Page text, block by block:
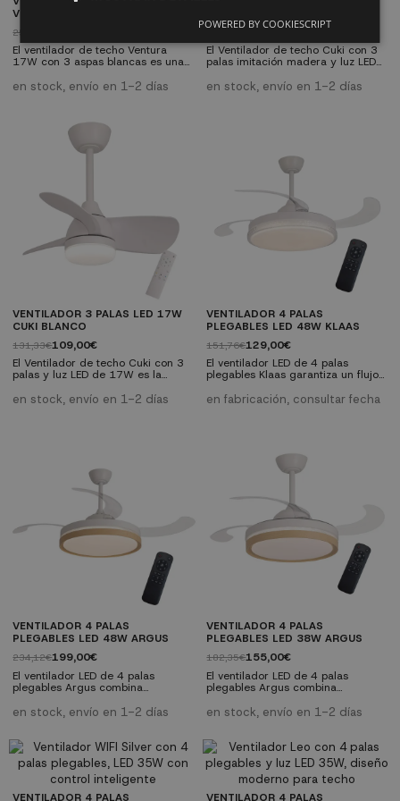
VENTURA BLANCO
256,45€
El ventilador de techo Ventura
17W con 3 aspas blancas es una
climatizar espacios de forma
silenciosa y estilizada.
de bajo consumo y funcionamiento
ultrasilencioso LED integrado de
17W regulable (3000K, 4000K,
6000K) Caudal de aire de 8000
en stock, envío en 1-2 días
109,00€
El Ventilador de techo Cuki con 3
palas imitación madera y luz LED
para refrescar y alumbrar
cualquier espacio de manera
Material palas: ABS imitación
madera Material cuerpo:...
en stock, envío en 1-2 días
VENTILADOR 3 PALAS LED 17W
CUKI BLANCO
131,33€109,00€
El Ventilador de techo Cuki con 3
palas y luz LED de 17W es la
alumbrar cualquier espacio de
manera eficiente. Este ventilador
Material palas: ABS blanco Material
cuerpo: aluminio acabado blanco...
en stock, envío en 1-2 días
VENTILADOR 4 PALAS
PLEGABLES LED 48W KLAAS
151,76€129,00€
El ventilador LED de 4 palas
plegables Klaas garantiza un flujo
elegante y funcional. Con un
motor silencioso de corriente
Incluye mando a distancia,
iluminación LED regulable en color
en fabricación, consultar fecha
VENTILADOR 4 PALAS
PLEGABLES LED 48W ARGUS
234,12€199,00€
El ventilador LED de 4 palas
plegables Argus combina
para mejorar cualquier espacio.
Este ventilador ofrece un potente
eficiente gracias a sus 6
velocidades ajustables y su
sistema de iluminación LED
regulable. Además, incluye mando
a distancia y tijas de diferentes
en stock, envío en 1-2 días
VENTILADOR 4 PALAS
PLEGABLES LED 38W ARGUS
182,35€155,00€
El ventilador LED de 4 palas
plegables Argus combina
para mejorar cualquier espacio.
Este ventilador ofrece un potente
eficiente gracias a sus 6
velocidades ajustables y su
sistema de iluminación LED
regulable. Además, incluye mando
a distancia y tijas de diferentes
en stock, envío en 1-2 días
VENTILADOR 4 PALAS VENTILADOR 4 PALAS
POWERED BY COOKIESCRIPT